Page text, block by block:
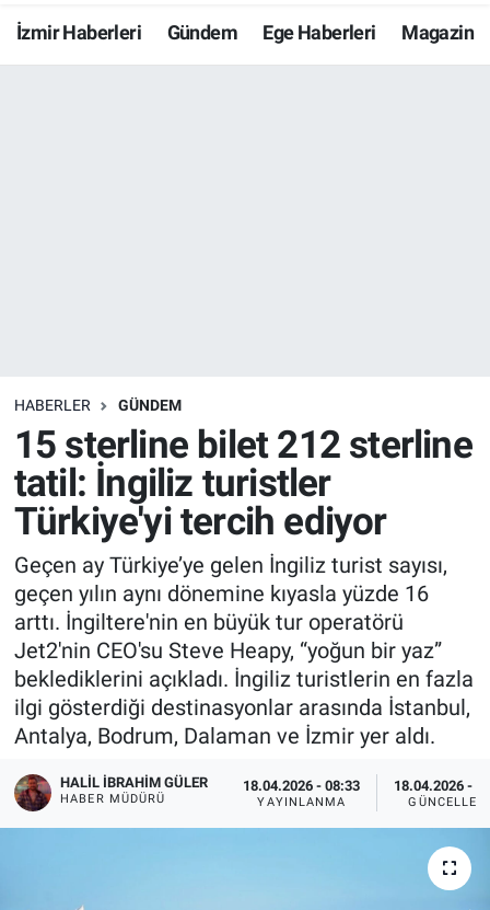
İzmir Haberleri Gündem Ege Haberleri Magazin
HABERLER GÜNDEM
15 sterline bilet 212 sterline
tatil: İngiliz turistler
Türkiye'yi tercih ediyor
Geçen ay Türkiye’ye gelen İngiliz turist sayısı,
geçen yılın aynı dönemine kıyasla yüzde 16
arttı. İngiltere'nin en büyük tur operatörü
Jet2'nin CEO'su Steve Heapy, “yoğun bir yaz”
beklediklerini açıkladı. İngiliz turistlerin en fazla
ilgi gösterdiği destinasyonlar arasında İstanbul,
Antalya, Bodrum, Dalaman ve İzmir yer aldı.
HALIL İBRAHIM GÜLER
HABER MÜDÜRÜ
18.04.2026 - 08:33
YAYINLANMA
18.04.2026 -
Resmi İlanlar